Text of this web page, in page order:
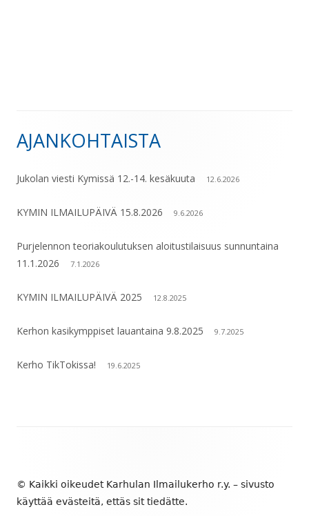
Sivupalkki
AJANKOHTAISTA
Jukolan viesti Kymissä 12.-14. kesäkuuta 12.6.2026
KYMIN ILMAILUPÄIVÄ 15.8.2026 9.6.2026
Purjelennon teoriakoulutuksen aloitustilaisuus sunnuntaina
11.1.2026
7.1.2026
KYMIN ILMAILUPÄIVÄ 2025 12.8.2025
Kerhon kasikymppiset lauantaina 9.8.2025 9.7.2025
Kerho TikTokissa! 19.6.2025
© Kaikki oikeudet Karhulan Ilmailukerho r.y. – sivusto
käyttää evästeitä, ettäs sit tiedätte.